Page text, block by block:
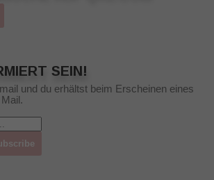
SEIN!
und du erhältst beim Erscheinen eines